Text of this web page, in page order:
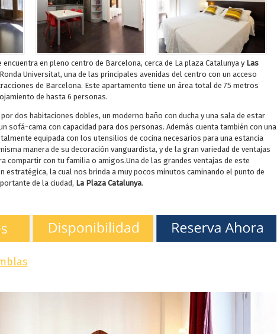
en pleno centro de Barcelona, cerca de La plaza Catalunya y Las
Universitat, una de las principales avenidas del centro con un acceso
de Barcelona. Este apartamento tiene un área total de 75 metros
de hasta 6 personas.
dos habitaciones dobles, un moderno baño con ducha y una sala de estar
sofá-cama con capacidad para dos personas. Además cuenta también con una
equipada con los utensilios de cocina necesarios para una estancia
manera de su decoración vanguardista, y de la gran variedad de ventajas
compartir con tu familia o amigos.Una de las grandes ventajas de este
estratégica, la cual nos brinda a muy pocos minutos caminando el punto de
de la ciudad, La Plaza Catalunya.